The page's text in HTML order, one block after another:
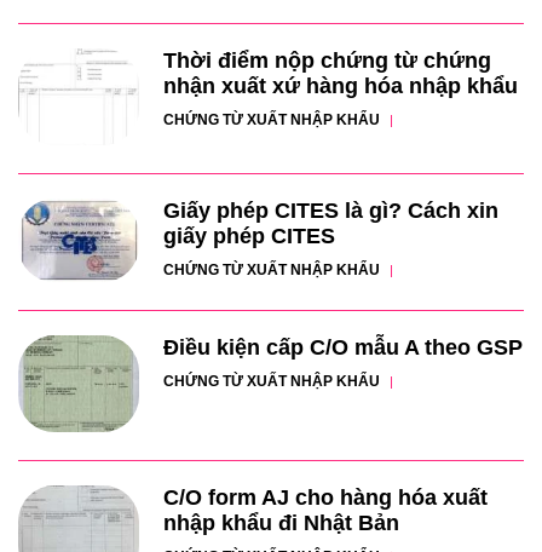
Thời điểm nộp chứng từ chứng
nhận xuất xứ hàng hóa nhập khẩu
CHỨNG TỪ XUẤT NHẬP KHẨU
Giấy phép CITES là gì? Cách xin
giấy phép CITES
CHỨNG TỪ XUẤT NHẬP KHẨU
Điều kiện cấp C/O mẫu A theo GSP
CHỨNG TỪ XUẤT NHẬP KHẨU
C/O form AJ cho hàng hóa xuất
nhập khẩu đi Nhật Bản